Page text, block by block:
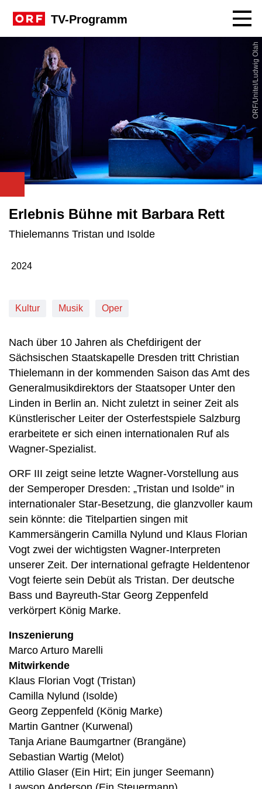
TV-Programm
ORF/Unitel/Ludwig Olah
Erlebnis Bühne mit Barbara Rett
Thielemanns Tristan und Isolde
Produktionsjahr: 2024
2024
Kultur Musik Oper
Nach über 10 Jahren als Chefdirigent der
Sächsischen Staatskapelle Dresden tritt Christian
Thielemann in der kommenden Saison das Amt des
Generalmusikdirektors der Staatsoper Unter den
Linden in Berlin an. Nicht zuletzt in seiner Zeit als
Künstlerischer Leiter der Osterfestspiele Salzburg
erarbeitete er sich einen internationalen Ruf als
Wagner-Spezialist.
ORF III zeigt seine letzte Wagner-Vorstellung aus
der Semperoper Dresden: „Tristan und Isolde" in
internationaler Star-Besetzung, die glanzvoller kaum
sein könnte: die Titelpartien singen mit
Kammersängerin Camilla Nylund und Klaus Florian
Vogt zwei der wichtigsten Wagner-Interpreten
unserer Zeit. Der international gefragte Heldentenor
Vogt feierte sein Debüt als Tristan. Der deutsche
Bass und Bayreuth-Star Georg Zeppenfeld
verkörpert König Marke.
Inszenierung
Marco Arturo Marelli
Mitwirkende
Klaus Florian Vogt (Tristan)
Camilla Nylund (Isolde)
Georg Zeppenfeld (König Marke)
Martin Gantner (Kurwenal)
Tanja Ariane Baumgartner (Brangäne)
Sebastian Wartig (Melot)
Attilio Glaser (Ein Hirt; Ein junger Seemann)